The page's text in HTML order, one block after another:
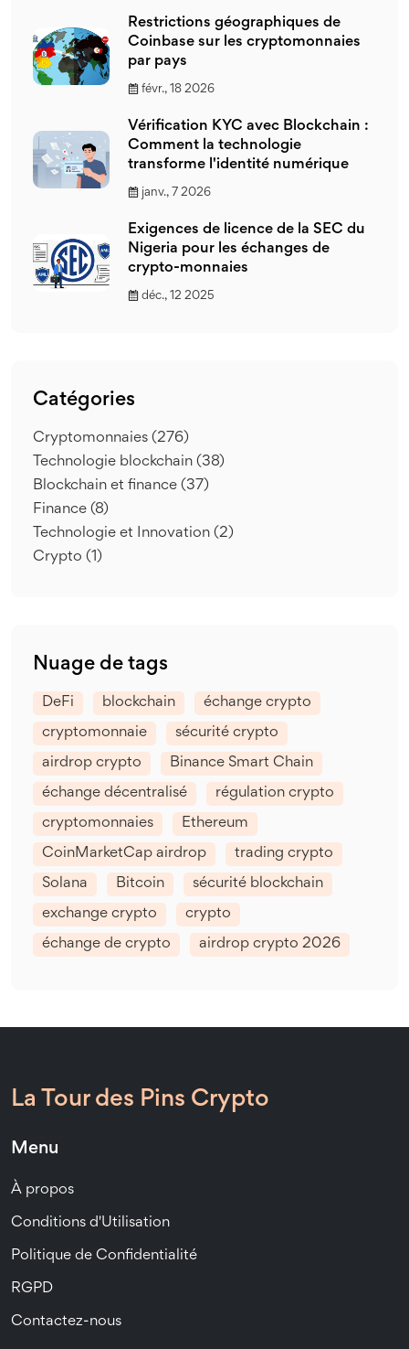
Restrictions géographiques de
Coinbase sur les cryptomonnaies
par pays
févr., 18 2026
Vérification KYC avec Blockchain :
Comment la technologie
transforme l'identité numérique
janv., 7 2026
Exigences de licence de la SEC du
Nigeria pour les échanges de
crypto-monnaies
déc., 12 2025
Catégories
Cryptomonnaies (276)
Technologie blockchain (38)
Blockchain et finance (37)
Finance (8)
Technologie et Innovation (2)
Crypto (1)
Nuage de tags
DeFi blockchain échange crypto
cryptomonnaie sécurité crypto
airdrop crypto Binance Smart Chain
échange décentralisé régulation crypto
cryptomonnaies Ethereum
CoinMarketCap airdrop trading crypto
Solana Bitcoin sécurité blockchain
exchange crypto crypto
échange de crypto airdrop crypto 2026
La Tour des Pins Crypto
Menu
À propos
Conditions d'Utilisation
Politique de Confidentialité
RGPD
Contactez-nous